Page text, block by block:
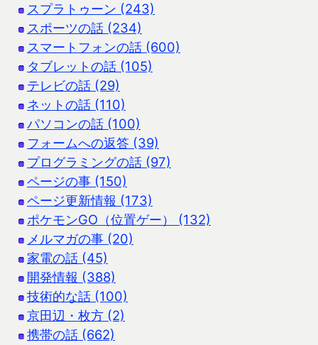
スプラトゥーン (243)
スポーツの話 (234)
スマートフォンの話 (600)
タブレットの話 (105)
テレビの話 (29)
ネットの話 (110)
パソコンの話 (100)
フォームへの返答 (39)
プログラミングの話 (97)
ページの事 (150)
ページ更新情報 (173)
ポケモンGO（位置ゲー） (132)
メルマガの事 (20)
家電の話 (45)
開発情報 (388)
技術的な話 (100)
京田辺・枚方 (2)
携帯の話 (662)